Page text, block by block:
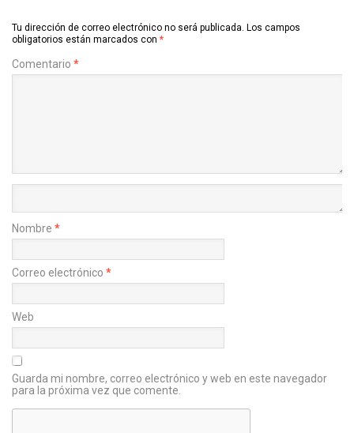
Tu dirección de correo electrónico no será publicada. Los campos
obligatorios están marcados con *
Comentario *
Nombre *
Correo electrónico *
Web
Guarda mi nombre, correo electrónico y web en este navegador
para la próxima vez que comente.